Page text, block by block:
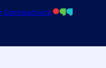
Datenschutz